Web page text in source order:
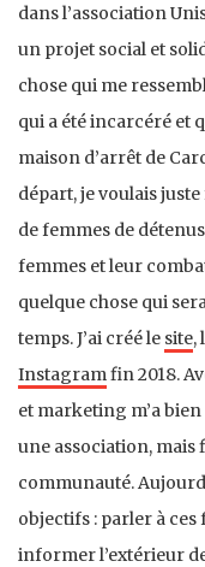
dans l’association
un projet social et
chose qui me
qui a été incarcéré et
maison d’arrêt de
départ, je voulais
de femmes de
femmes et leur
quelque chose qui
temps. J’ai créé le site,
Instagram fin 2018.
et marketing m’a bien
une association, mais
communauté.
objectifs : parler à ces
informer l’extérieur